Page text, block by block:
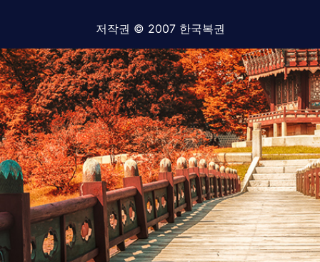
저작권 © 2007 한국복권